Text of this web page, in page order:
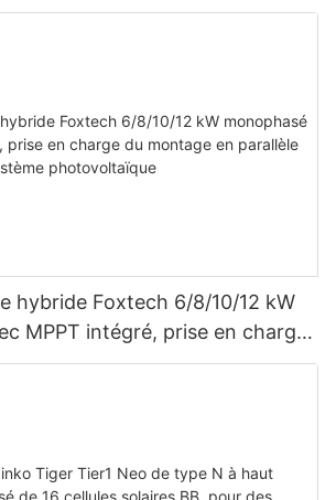
hybride Foxtech 6/8/10/12 kW
MPPT intégré, prise en charge
de 9 unités pour